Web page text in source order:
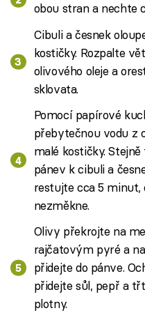
obou stran a nechte
Cibuli a česnek
kostičky. Rozpalte
olivového oleje a
sklovata.
Pomocí papírové
přebytečnou vodu z
malé kostičky.
pánev k cibuli a
restujte cca 5 minut,
nezměkne.
Olivy překrojte na
rajčatovým pyré a
přidejte do pánve.
přidejte sůl, pepř a
plotny.